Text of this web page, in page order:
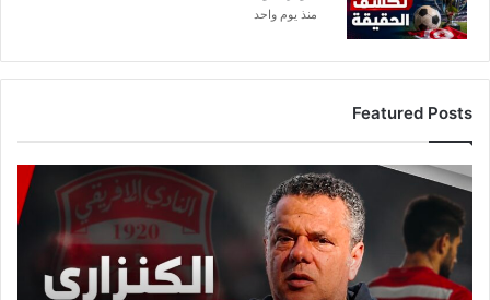
منذ يوم واحد
Featured Posts
عاجل:
ماهر
الكنزاري
يبعد
لاعبًا
من